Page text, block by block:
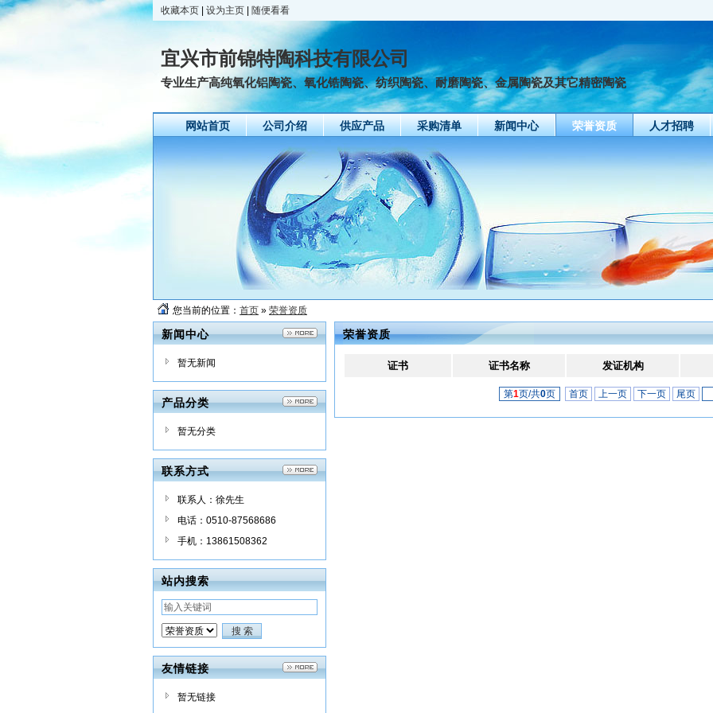
收藏本页 设为主页 随便看看
宜兴市前锦特陶科技有限公司
专业生产高纯氧化铝陶瓷、氧化锆陶瓷、纺织陶瓷、耐磨陶瓷、金属陶瓷及其它精密陶瓷
网站首页 公司介绍 供应产品 采购清单 新闻中心 荣誉资质 人才招聘
您当前的位置： 首页 » 荣誉资质
新闻中心
暂无新闻
产品分类
暂无分类
联系方式
联系人：徐先生
电话：0510-87568686
手机：13861508362
站内搜索
友情链接
暂无链接
荣誉资质
证书 证书名称 发证机构
第1页/共0页 首页 上一页 下一页 尾页